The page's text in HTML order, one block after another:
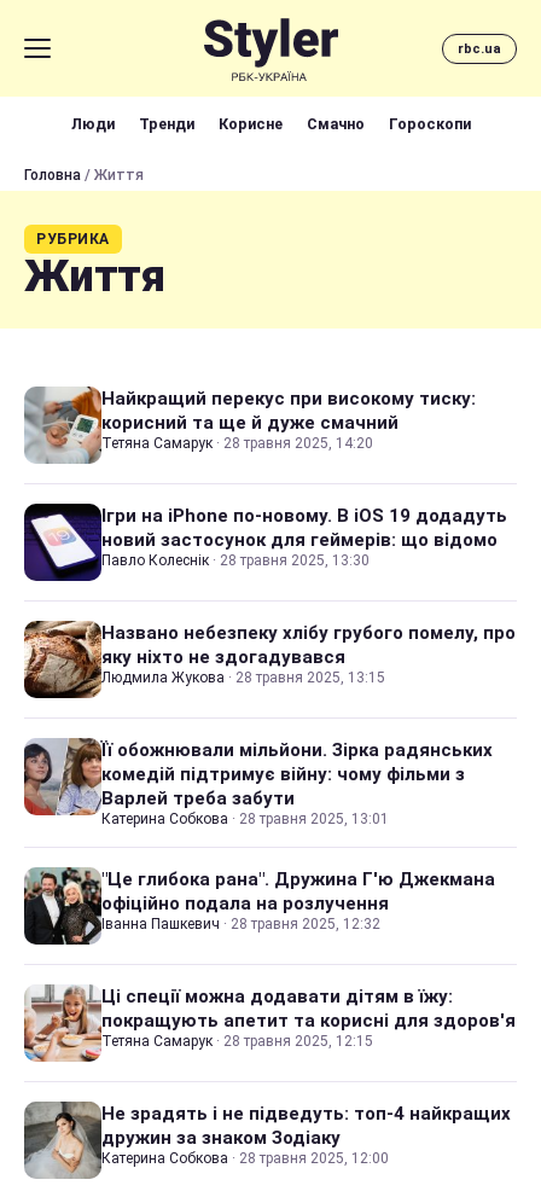
rbc.ua
Люди Тренди Корисне Смачно Гороскопи
Головна / Життя
РУБРИКА
Життя
Найкращий перекус при високому тиску:
корисний та ще й дуже смачний
Тетяна Самарук · 28 травня 2025, 14:20
Ігри на iPhone по-новому. В iOS 19 додадуть
новий застосунок для геймерів: що відомо
Павло Колеснік · 28 травня 2025, 13:30
Названо небезпеку хлібу грубого помелу, про
яку ніхто не здогадувався
Людмила Жукова · 28 травня 2025, 13:15
Її обожнювали мільйони. Зірка радянських
комедій підтримує війну: чому фільми з
Варлей треба забути
Катерина Собкова · 28 травня 2025, 13:01
"Це глибока рана". Дружина Г'ю Джекмана
офіційно подала на розлучення
Іванна Пашкевич · 28 травня 2025, 12:32
Ці спеції можна додавати дітям в їжу:
покращують апетит та корисні для здоров'я
Тетяна Самарук · 28 травня 2025, 12:15
Не зрадять і не підведуть: топ-4 найкращих
дружин за знаком Зодіаку
Катерина Собкова · 28 травня 2025, 12:00